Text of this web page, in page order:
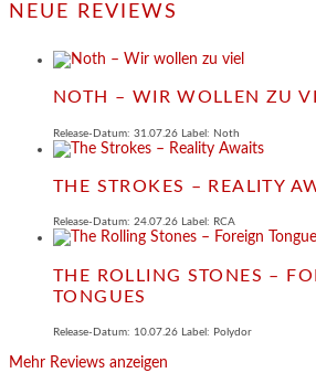
NEUE REVIEWS
NOTH – WIR WOLLEN ZU
Release-Datum: 31.07.26 Label: Noth
THE STROKES – REALITY
Release-Datum: 24.07.26 Label: RCA
THE ROLLING STONES –
TONGUES
Release-Datum: 10.07.26 Label: Polydor
Mehr Reviews anzeigen